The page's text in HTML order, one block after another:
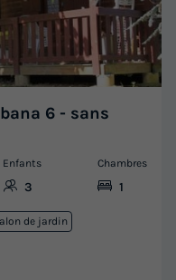
6 - sans
Enfants
3
Chambres
1
de jardin